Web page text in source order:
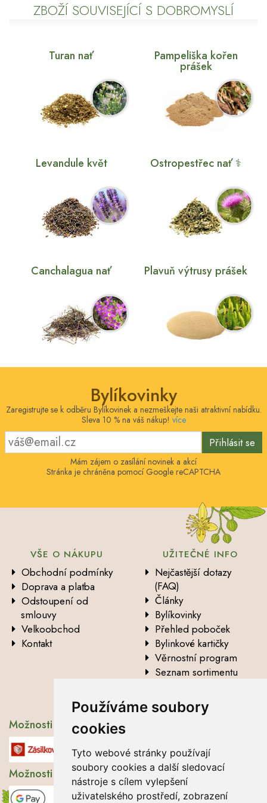
Používáme soubory
cookies
Tyto webové stránky používají
soubory cookies a další sledovací
nástroje s cílem vylepšení
uživatelského prostředí, zobrazení
ZBOŽÍ SOUVISEJÍCÍ S DOBROMYSLÍ
Turan nať Pampeliška kořen
prášek
Levandule květ Ostropestřec nať ⚕
Canchalagua nať Plavuň výtrusy prášek
Bylíkovinky
Zaregistrujte se k odběru Bylíkovinek a nezmeškejte naši atraktivní nabídku.
Sleva 10 % na váš nákup! více
Přihlásit se
Mám zájem o zasílání novinek a akcí
Stránka je chráněna pomocí Google reCAPTCHA
VŠE O NÁKUPU
Obchodní podmínky
Doprava a platba
Odstoupení od
smlouvy
Velkoobchod
Kontakt
UŽITEČNÉ INFO
Nejčastější dotazy
(FAQ)
Články
Bylíkovinky
Přehled poboček
Bylinkové kartičky
Věrnostní program
Seznam sortimentu
údajů
Možnosti dopravy
Možnosti platby